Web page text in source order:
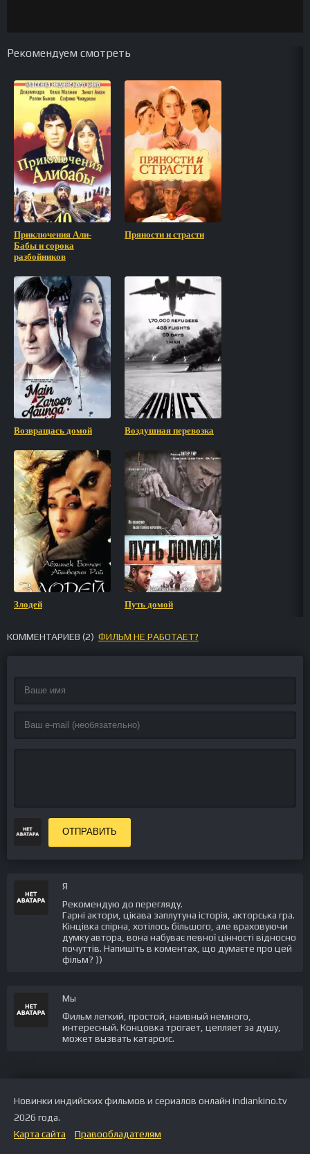
Рекомендуем смотреть
Приключения Али-
Бабы и сорока
разбойников
Пряности и страсти
Возвращась домой Воздушная перевозка
Злодей Путь домой
КОММЕНТАРИЕВ (2) ФИЛЬМ НЕ РАБОТАЕТ?
ОТПРАВИТЬ
Я
Рекомендую до перегляду.
Гарні актори, цікава заплутуна історія, акторська гра.
Кінцівка спірна, хотілось більшого, але враховуючи
думку автора, вона набуває певної цінності відносно
почуттів. Напишіть в коментах, що думаєте про цей
фільм? ))
Мы
Фильм легкий, простой, наивный немного,
интересный. Концовка трогает, цепляет за душу,
может вызвать катарсис.
Новинки индийских фильмов и сериалов онлайн indiankino.tv
2026 года.
Карта сайта
Правообладателям